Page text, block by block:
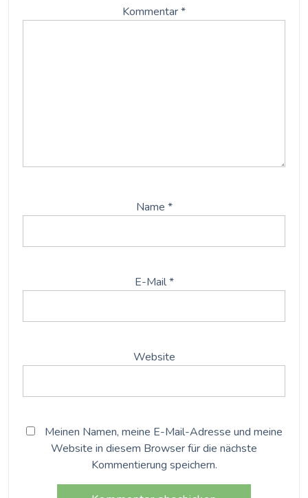
Kommentar*
Name *
E-Mail*
Website
Meinen Namen, meine E-Mail-Adresse und meine
Website in diesem Browser für die nächste
Kommentierung speichern.